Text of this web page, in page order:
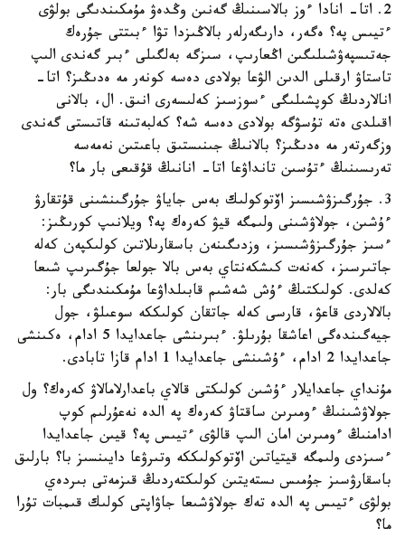
2. اتا- انادا ءوز بالاسىنىڭ گەنىن وڭدەۋ مۇمكىندىگى بولۋى
ءتيىس پە؟ ەگەر، دارىگەرلەر بالاڭىزدا تۋا ءبىتتى جۇرەك
جەتىسپەۋشىلىگىن اڭعارىپ، سىزگە بەلگىلى ءبىر گەندى الىپ
تاستاۋ ارقىلى الدىن الۋعا بولادى دەسە كونەر مە ەدىڭىز؟ اتا-
انالاردىڭ كوپشىلىگى ءسوزسىز كەلىسەرى انىق. ال، بالانى
اقىلدى ەتە تۇسۋگە بولادى دەسە شە؟ كەلبەتىنە قاتىستى گەندى
وزگەرتەر مە ەدىڭىز؟ بالانىڭ جىنىستىق باعىتىن نەمەسە
تەرىسىنىڭ ءتۇسىن تانداۋعا اتا- انانىڭ قۇقىعى بار ما؟
3. جۇرگىزۋشىسىز اۆتوكولىك بەس جاياۋ جۇرگىنشىنى قۇتقارۋ
ءۇشىن، جولاۋشىنى ولىمگە قيۋ كەرەك پە؟ ويلانىپ كورىڭىز:
ءسىز جۇرگىزۋشىسىز، وزدىگىنەن باسقارىلاتىن كولىكپەن كەلە
جاتىرسىز، كەنەت كىشكەنتاي بەس بالا جولعا جۇگىرىپ شىعا
كەلدى. كولىكتىڭ ءۇش شەشىم قابىلداۋعا مۇمكىندىگى بار:
بالالاردى قاعۋ، قارسى كەلە جاتقان كولىككە سوعىلۋ، جول
جيەگىندەگى اعاشقا بۇرىلۋ. ءبىرىنشى جاعدايدا 5 ادام، ەكىنشى
جاعدايدا 2 ادام، ءۇشىنشى جاعدايدا 1 ادام قازا تابادى.
مۇنداي جاعدايلار ءۇشىن كولىكتى قالاي باعدارلامالاۋ كەرەك؟ ول
جولاۋشىنىڭ ءومىرىن ساقتاۋ كەرەك پە الدە نەعۇرلىم كوپ
ادامنىڭ ءومىرىن امان الىپ قالۋى ءتيىس پە؟ قيىن جاعدايدا
ءسىزدى ولىمگە قيتياتىن اۆتوكولىككە وتىرۋعا دايىنسىز با؟ بارلىق
باسقارۋسىز جۇمىس ىستەيتىن كولىكتەردىڭ قىزمەتى بىردەي
بولۋى ءتيىس پە الدە تەك جولاۋشىعا جاۋاپتى كولىك قىمبات تۇرا
ما؟